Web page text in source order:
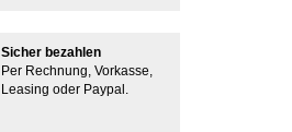
Sicher bezahlen
Per Rechnung, Vorkasse,
Leasing oder Paypal.